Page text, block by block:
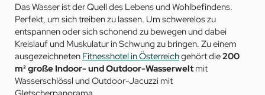
Das Wasser ist der Quell des Lebens und Wohlbefindens.
Perfekt, um sich treiben zu lassen. Um schwerelos zu
entspannen oder sich schonend zu bewegen und dabei
Kreislauf und Muskulatur in Schwung zu bringen. Zu einem
ausgezeichneten Fitnesshotel in Österreichgehört die200
m² große Indoor- und Outdoor-Wasserweltmit
Wasserschlössl und Outdoor-Jacuzzi mit